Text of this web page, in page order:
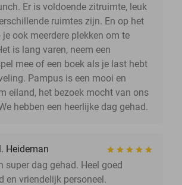
Er is voldoende zitruimte, leuk
ruimtes zijn. En op het
je ook meerdere plekken om te
is lang varen, neem een
mee of een boek als je last hebt
Pampus is een mooi en
eiland, het bezoek mocht van ons
hebben een heerlijke dag gehad.
Heideman
super dag gehad. Heel goed
en vriendelijk personeel.